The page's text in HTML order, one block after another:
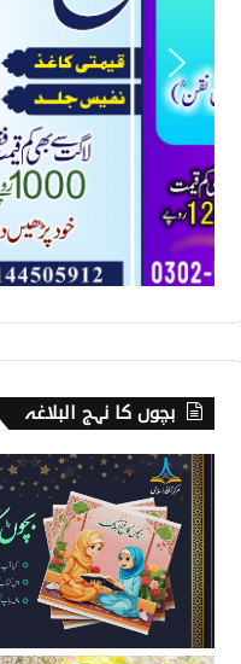
بچوں کا نہج البلاغہ